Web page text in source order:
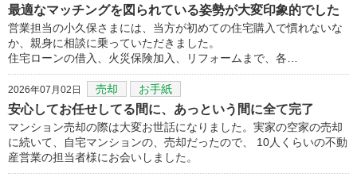
最適なマッチングを図られている姿勢が大変印象的でした
営業担当の小久保さまには、当方が初めての住宅購入で慣れないな
か、親身に相談に乗っていただきました。
住宅ローンの借入、火災保険加入、リフォームまで、各…
2026年07月02日 売却 お手紙
安心してお任せしてる間に、あっという間に全て完了
マンション売却の際は大変お世話になりました。実家の空家の売却
に続いて、自宅マンションの、売却だったので、 10人くらいの不動
産営業の担当者様にお会いしました。